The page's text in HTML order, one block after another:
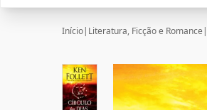
Início| Literatura, Ficção e Romance |